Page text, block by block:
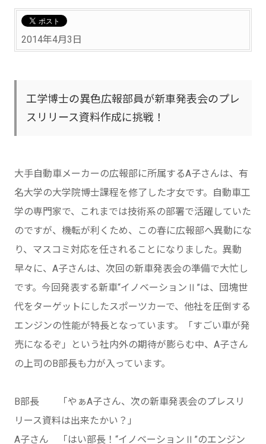
2014年4月3日
工学博士の異色広報部員が新車発表会のプレ
スリリース資料作成に挑戦！
大手自動車メーカーの広報部に所属するA子さんは、有
名大学の大学院博士課程を修了した才女です。自動車工
学の専門家で、これまでは技術系の部署で活躍していた
のですが、機転が利くため、この春に広報部へ異動にな
り、マスコミ対応を任されることになりました。異動
早々に、A子さんは、次回の新車発表会の準備で大忙し
です。今回発表する新車“イノベーションⅡ”は、団塊世
代をターゲットにしたスポーツカーで、他社を圧倒する
エンジンの性能が特長となっています。「すごい車が発
売になるぞ」という社内外の期待が膨らむ中、A子さん
の上司のB部長も力が入っています。
B部長 「やぁA子さん、次の新車発表会のプレスリ
リース資料は出来たかい？」
A子さん 「はい部長！“イノベーションⅡ”のエンジン